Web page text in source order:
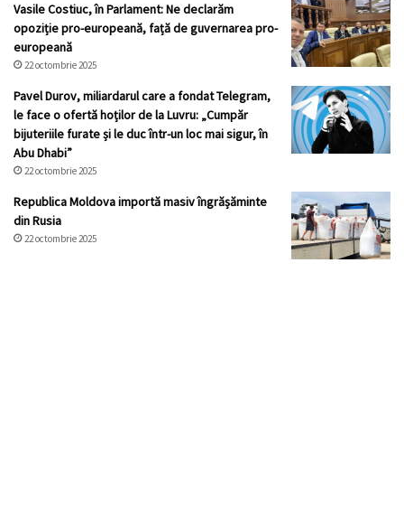
Vasile Costiuc, în Parlament: Ne declarăm
opoziție pro-europeană, față de guvernarea pro-
europeană
22 octombrie 2025
Pavel Durov, miliardarul care a fondat Telegram,
le face o ofertă hoților de la Luvru: „Cumpăr
bijuteriile furate și le duc într-un loc mai sigur, în
Abu Dhabi”
22 octombrie 2025
Republica Moldova importă masiv îngrășăminte
din Rusia
22 octombrie 2025